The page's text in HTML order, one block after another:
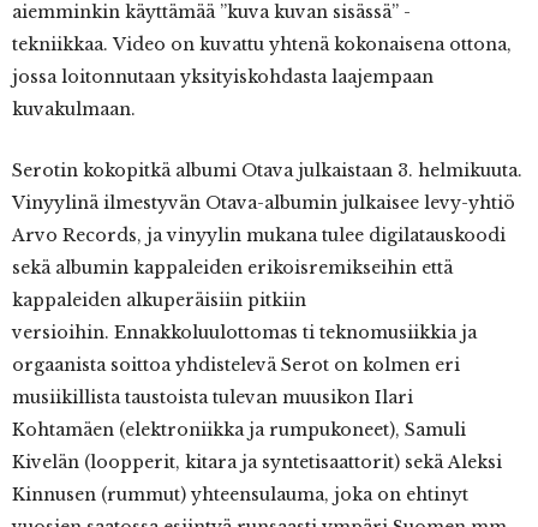
aiemminkin käyttämää ”kuva kuvan sisässä” -
tekniikkaa. Video on kuvattu yhtenä kokonaisena ottona,
jossa loitonnutaan yksityiskohdasta laajempaan
kuvakulmaan.
Serotin kokopitkä albumi Otava julkaistaan 3. helmikuuta.
Vinyylinä ilmestyvän Otava-albumin julkaisee levy-yhtiö
Arvo Records, ja vinyylin mukana tulee digilatauskoodi
sekä albumin kappaleiden erikoisremikseihin että
kappaleiden alkuperäisiin pitkiin
versioihin. Ennakkoluulottomas ti teknomusiikkia ja
orgaanista soittoa yhdistelevä Serot on kolmen eri
musiikillista taustoista tulevan muusikon Ilari
Kohtamäen (elektroniikka ja rumpukoneet), Samuli
Kivelän (loopperit, kitara ja syntetisaattorit) sekä Aleksi
Kinnusen (rummut) yhteensulauma, joka on ehtinyt